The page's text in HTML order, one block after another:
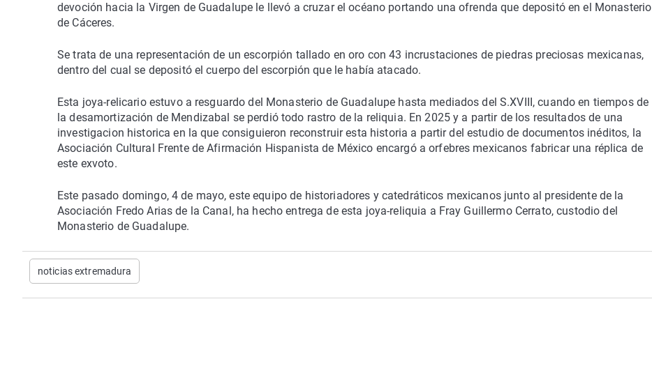
devoción hacia la Virgen de Guadalupe le llevó a cruzar el océano portando una ofrenda que depositó en el Monasterio
de Cáceres.
Se trata de una representación de un escorpión tallado en oro con 43 incrustaciones de piedras preciosas mexicanas,
dentro del cual se depositó el cuerpo del escorpión que le había atacado.
Esta joya-relicario estuvo a resguardo del Monasterio de Guadalupe hasta mediados del S.XVIII, cuando en tiempos de
la desamortización de Mendizabal se perdió todo rastro de la reliquia. En 2025 y a partir de los resultados de una
investigacion historica en la que consiguieron reconstruir esta historia a partir del estudio de documentos inéditos, la
Asociación Cultural Frente de Afirmación Hispanista de México encargó a orfebres mexicanos fabricar una réplica de
este exvoto.
Este pasado domingo, 4 de mayo, este equipo de historiadores y catedráticos mexicanos junto al presidente de la
Asociación Fredo Arias de la Canal, ha hecho entrega de esta joya-reliquia a Fray Guillermo Cerrato, custodio del
Monasterio de Guadalupe.
noticias extremadura